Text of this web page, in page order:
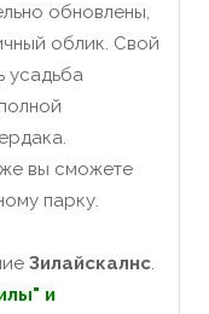
обновлены,
облик. Свой
усадьба
вы сможете
парку.
Зилайскалнс.
и